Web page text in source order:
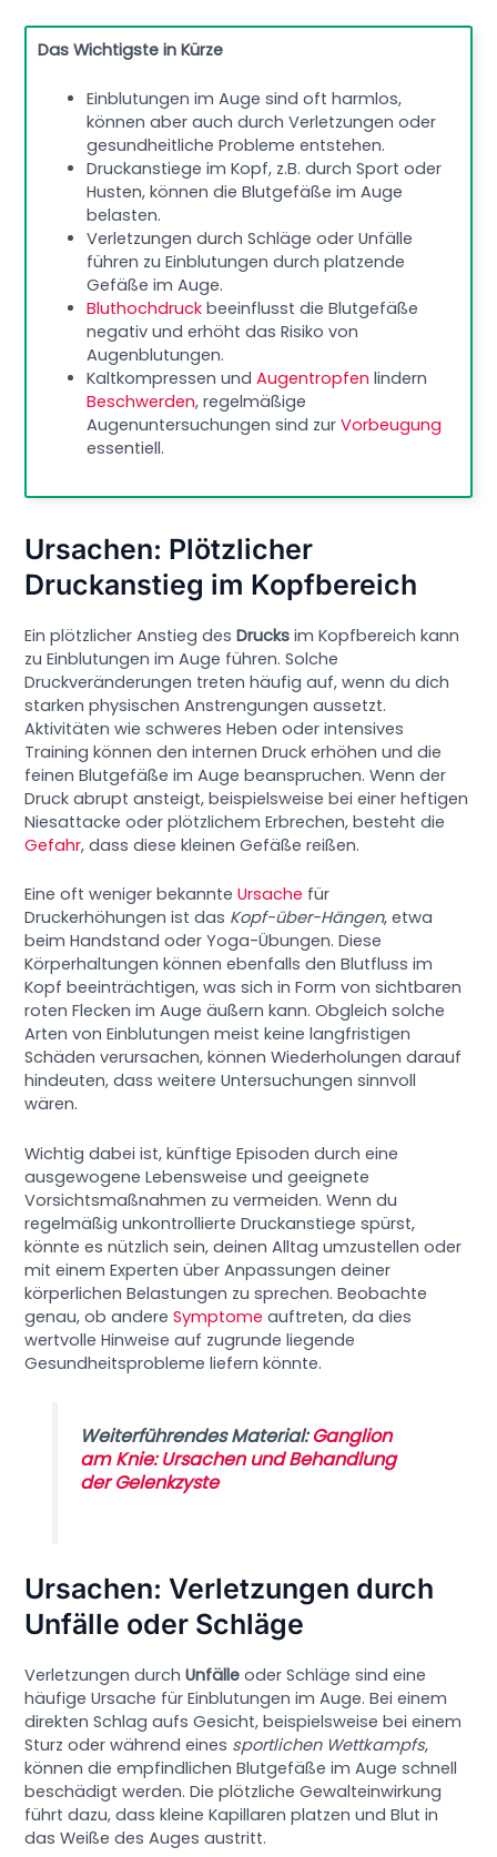
Das Wichtigste in Kürze
Einblutungen im Auge sind oft harmlos,
können aber auch durch Verletzungen oder
gesundheitliche Probleme entstehen.
Druckanstiege im Kopf, z.B. durch Sport oder
Husten, können die Blutgefäße im Auge
belasten.
Verletzungen durch Schläge oder Unfälle
führen zu Einblutungen durch platzende
Gefäße im Auge.
Bluthochdruck beeinflusst die Blutgefäße
negativ und erhöht das Risiko von
Augenblutungen.
Kaltkompressen undAugentropfen lindern
Beschwerden, regelmäßige
Augenuntersuchungen sind zurVorbeugung
essentiell.
Ursachen: Plötzlicher
Druckanstieg im Kopfbereich
Ein plötzlicher Anstieg desDrucks im Kopfbereich kann
zu Einblutungen im Auge führen. Solche
Druckveränderungen treten häufig auf, wenn du dich
starken physischen Anstrengungen aussetzt.
Aktivitäten wie schweres Heben oder intensives
Training können den internen Druck erhöhen und die
feinen Blutgefäße im Auge beanspruchen. Wenn der
Druck abrupt ansteigt, beispielsweise bei einer heftigen
Niesattacke oder plötzlichem Erbrechen, besteht die
Gefahr, dass diese kleinen Gefäße reißen.
Eine oft weniger bekannteUrsache für
Druckerhöhungen ist das Kopf-über-Hängen, etwa
beim Handstand oder Yoga-Übungen. Diese
Körperhaltungen können ebenfalls den Blutfluss im
Kopf beeinträchtigen, was sich in Form von sichtbaren
roten Flecken im Auge äußern kann. Obgleich solche
Arten von Einblutungen meist keine langfristigen
Schäden verursachen, können Wiederholungen darauf
hindeuten, dass weitere Untersuchungen sinnvoll
wären.
Wichtig dabei ist, künftige Episoden durch eine
ausgewogene Lebensweise und geeignete
Vorsichtsmaßnahmen zu vermeiden. Wenn du
regelmäßig unkontrollierte Druckanstiege spürst,
könnte es nützlich sein, deinen Alltag umzustellen oder
mit einem Experten über Anpassungen deiner
körperlichen Belastungen zu sprechen. Beobachte
genau, ob andereSymptome auftreten, da dies
wertvolle Hinweise auf zugrunde liegende
Gesundheitsprobleme liefern könnte.
Weiterführendes Material:Ganglion
am Knie: Ursachen und Behandlung
der Gelenkzyste
Ursachen: Verletzungen durch
Unfälle oder Schläge
Verletzungen durchUnfälle oder Schläge sind eine
häufige Ursache für Einblutungen im Auge. Bei einem
direkten Schlag aufs Gesicht, beispielsweise bei einem
Sturz oder während eines sportlichen Wettkampfs,
können die empfindlichen Blutgefäße im Auge schnell
beschädigt werden. Die plötzliche Gewalteinwirkung
führt dazu, dass kleine Kapillaren platzen und Blut in
das Weiße des Auges austritt.